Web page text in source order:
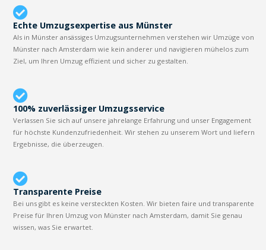
Echte Umzugsexpertise aus Münster
Als in Münster ansässiges Umzugsunternehmen verstehen wir Umzüge von
Münster nach Amsterdam wie kein anderer und navigieren mühelos zum
Ziel, um Ihren Umzug effizient und sicher zu gestalten.
100% zuverlässiger Umzugsservice
Verlassen Sie sich auf unsere jahrelange Erfahrung und unser Engagement
für höchste Kundenzufriedenheit. Wir stehen zu unserem Wort und liefern
Ergebnisse, die überzeugen.
Transparente Preise
Bei uns gibt es keine versteckten Kosten. Wir bieten faire und transparente
Preise für Ihren Umzug von Münster nach Amsterdam, damit Sie genau
wissen, was Sie erwartet.